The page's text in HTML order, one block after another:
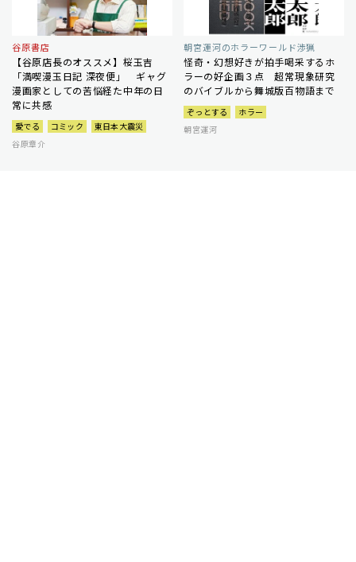
谷原書店
【谷原店長のオススメ】桜玉吉
「満喫漫玉日記 深夜便」 ギャグ
漫画家としての苦悩経た中年の日
常に共感
愛でる コミック
東日本大震災
谷原章介
朝宮運河のホラーワールド渉猟
怪奇・幻想好きが拍手喝采するホ
ラーの好企画３点 超常現象研究
のバイブルから舞城版百物語まで
ぞっとする
ホラー
朝宮運河